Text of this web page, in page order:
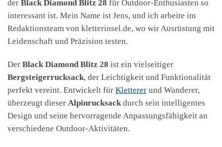
der Black Diamond Blitz 28 für Outdoor-Enthusiasten so
interessant ist. Mein Name ist Jens, und ich arbeite im
Redaktionsteam von kletterinsel.de, wo wir Ausrüstung mit
Leidenschaft und Präzision testen.
Der Black Diamond Blitz 28 ist ein vielseitiger
Bergsteigerrucksack, der Leichtigkeit und Funktionalität
perfekt vereint. Entwickelt für Kletterer und Wanderer,
überzeugt dieser Alpinrucksackdurch sein intelligentes
Design und seine hervorragende Anpassungsfähigkeit an
verschiedene Outdoor-Aktivitäten.